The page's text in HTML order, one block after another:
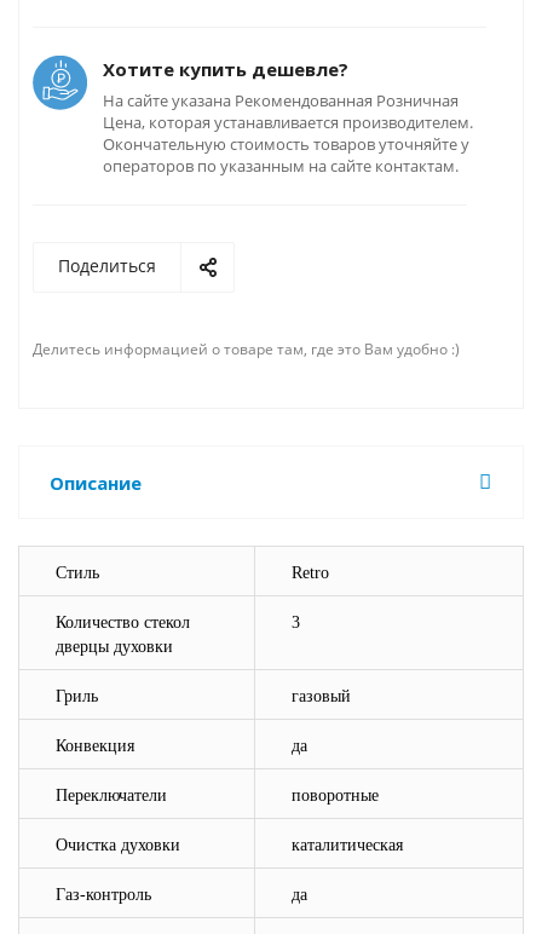
Хотите купить дешевле?
На сайте указана Рекомендованная Розничная
Цена, которая устанавливается производителем.
Окончательную стоимость товаров уточняйте у
операторов по указанным на сайте контактам.
Поделиться
Делитесь информацией о товаре там, где это Вам удобно :)
Описание
Стиль Retro
Количество стекол
дверцы духовки
3
Гриль газовый
Конвекция да
Переключатели поворотные
Очистка духовки каталитическая
Газ-контроль да